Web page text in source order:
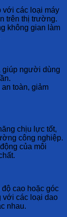
với các loại máy
trên thị trường.
không gian làm
giúp người dùng
toàn, giảm
chịu lực tốt,
công nghiệp.
của môi
độ cao hoặc góc
với các loại dao
nhau.